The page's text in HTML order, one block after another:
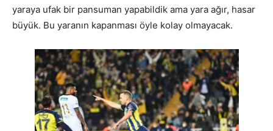
yaraya ufak bir pansuman yapabildik ama yara ağır, hasar
büyük. Bu yaranın kapanması öyle kolay olmayacak.